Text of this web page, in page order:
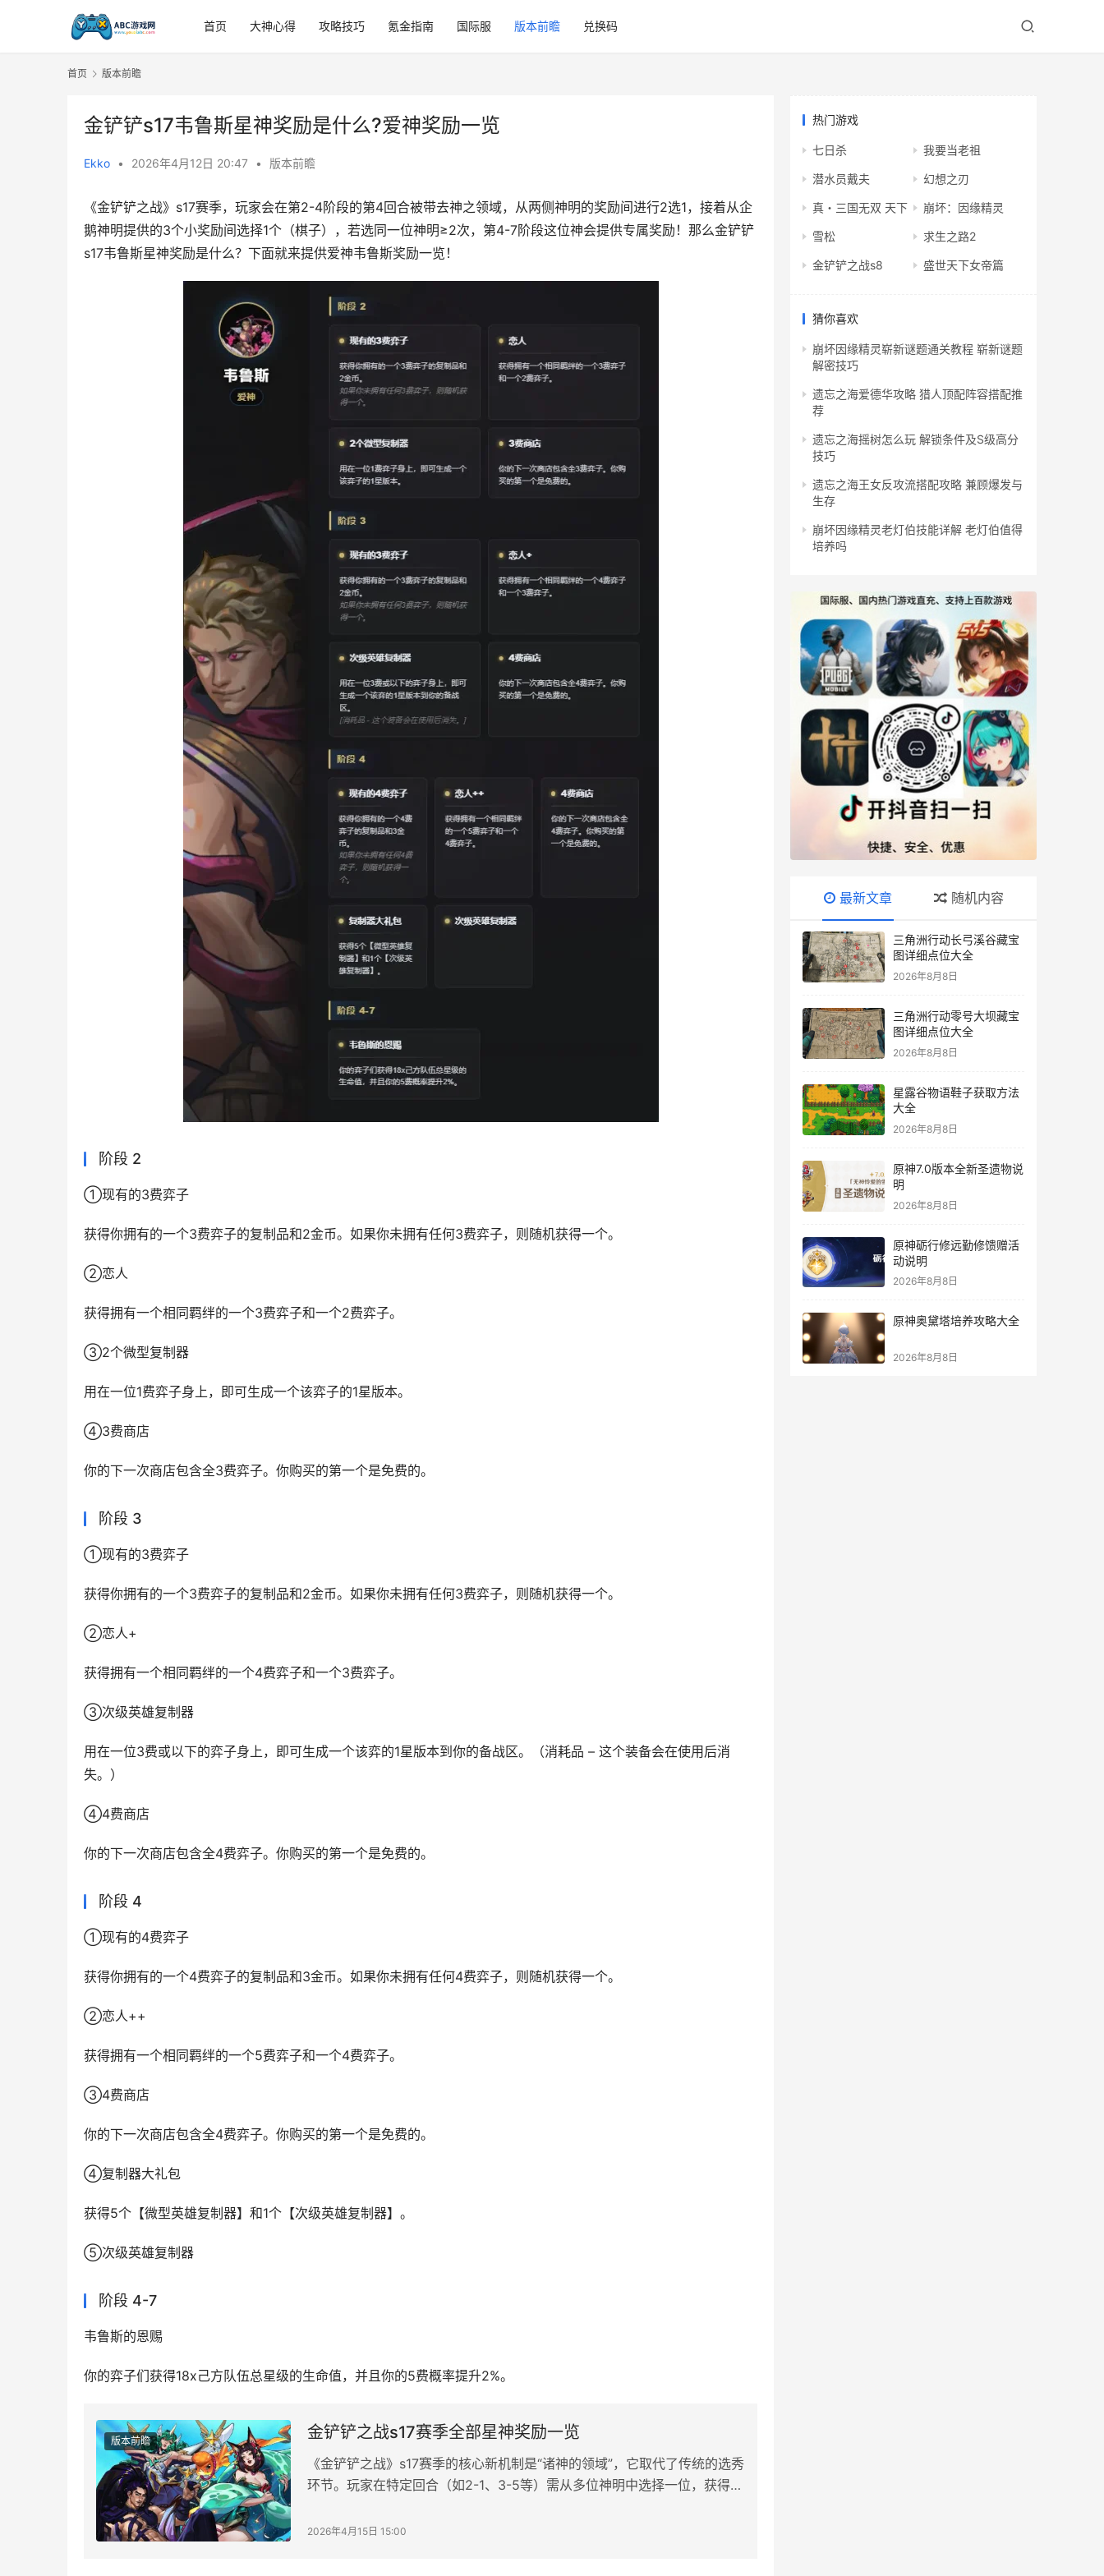
首页 大神心得 攻略技巧 氪金指南 国际服 版本前瞻 兑换码
首页 版本前瞻
金铲铲s17韦鲁斯星神奖励是什么?爱神奖励一览
Ekko • 2026年4月12日 20:47 • 版本前瞻
《金铲铲之战》s17赛季，玩家会在第2-4阶段的第4回合被带去神之领域，从两侧神明的奖励间进行2选1，接着从企
鹅神明提供的3个小奖励间选择1个（棋子），若选同一位神明≥2次，第4-7阶段这位神会提供专属奖励！那么金铲铲
s17韦鲁斯星神奖励是什么？下面就来提供爱神韦鲁斯奖励一览！
阶段 2
①现有的3费弈子
获得你拥有的一个3费弈子的复制品和2金币。如果你未拥有任何3费弈子，则随机获得一个。
②恋人
获得拥有一个相同羁绊的一个3费弈子和一个2费弈子。
③2个微型复制器
用在一位1费弈子身上，即可生成一个该弈子的1星版本。
④3费商店
你的下一次商店包含全3费弈子。你购买的第一个是免费的。
阶段 3
①现有的3费弈子
获得你拥有的一个3费弈子的复制品和2金币。如果你未拥有任何3费弈子，则随机获得一个。
②恋人+
获得拥有一个相同羁绊的一个4费弈子和一个3费弈子。
③次级英雄复制器
用在一位3费或以下的弈子身上，即可生成一个该弈的1星版本到你的备战区。（消耗品 – 这个装备会在使用后消
失。）
④4费商店
你的下一次商店包含全4费弈子。你购买的第一个是免费的。
阶段 4
①现有的4费弈子
获得你拥有的一个4费弈子的复制品和3金币。如果你未拥有任何4费弈子，则随机获得一个。
②恋人++
获得拥有一个相同羁绊的一个5费弈子和一个4费弈子。
③4费商店
你的下一次商店包含全4费弈子。你购买的第一个是免费的。
④复制器大礼包
获得5个【微型英雄复制器】和1个【次级英雄复制器】。
⑤次级英雄复制器
阶段 4-7
韦鲁斯的恩赐
你的弈子们获得18x己方队伍总星级的生命值，并且你的5费概率提升2%。
热门游戏
七日杀 我要当老祖
潜水员戴夫 幻想之刃
真・三国无双 天下 崩坏：因缘精灵
雪松 求生之路2
金铲铲之战s8 盛世天下女帝篇
猜你喜欢
崩坏因缘精灵崭新谜题通关教程 崭新谜题
解密技巧
遗忘之海爱德华攻略 猎人顶配阵容搭配推
荐
遗忘之海摇树怎么玩 解锁条件及S级高分
技巧
遗忘之海王女反攻流搭配攻略 兼顾爆发与
生存
崩坏因缘精灵老灯伯技能详解 老灯伯值得
培养吗
最新文章 随机内容
三角洲行动长弓溪谷藏宝
图详细点位大全
2026年8月8日
三角洲行动零号大坝藏宝
图详细点位大全
2026年8月8日
星露谷物语鞋子获取方法
大全
2026年8月8日
原神7.0版本全新圣遗物说
明
2026年8月8日
原神砺行修远勤修馈赠活
动说明
2026年8月8日
原神奥黛塔培养攻略大全
2026年8月8日